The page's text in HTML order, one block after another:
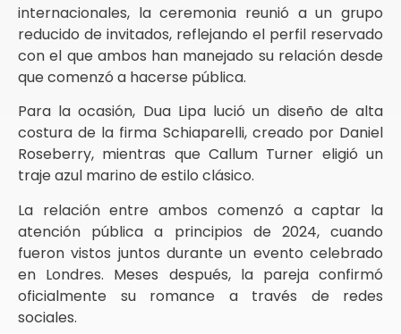
internacionales, la ceremonia reunió a un grupo
reducido de invitados, reflejando el perfil reservado
con el que ambos han manejado su relación desde
que comenzó a hacerse pública.
Para la ocasión, Dua Lipa lució un diseño de alta
costura de la firma Schiaparelli, creado por Daniel
Roseberry, mientras que Callum Turner eligió un
traje azul marino de estilo clásico.
La relación entre ambos comenzó a captar la
atención pública a principios de 2024, cuando
fueron vistos juntos durante un evento celebrado
en Londres. Meses después, la pareja confirmó
oficialmente su romance a través de redes
sociales.